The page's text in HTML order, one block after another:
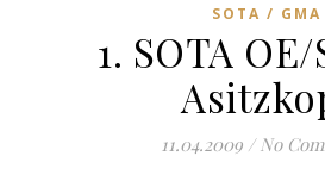
SOTA / GMA
1. SOTA OE/
11.04.2009 / No